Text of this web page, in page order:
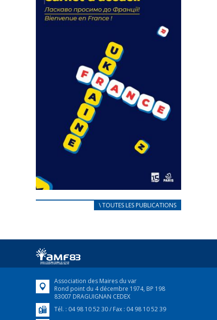
18 septembre 2023
FEUILLETER
CARNET D’ACCUEIL
Afin d’accompagner au mieux les réfugiés
FEUILLETER
\ TOUTES LES PUBLICATIONS
Association des Maires du var
Rond point du 4 décembre 1974, BP 198
83007 DRAGUIGNAN CEDEX
Tél. : 04 98 10 52 30 / Fax : 04 98 10 52 39